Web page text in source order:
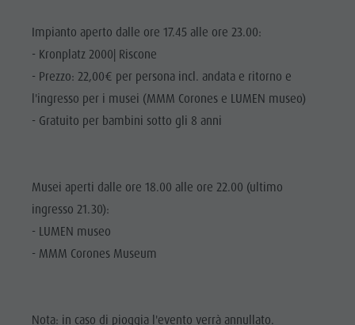
DINTORNI
TRADIZIONE E
ARTIGIANATO
HIGHLIGHT
EVENTS
Nuotare
Panoramica dei tour
Vacanza con il cane
Raccogliere funghi
Kronplatz Doctor Service
FAQ
Impianto aperto dalle ore 17.45 alle ore 23.00:
- Kronplatz 2000| Riscone
- Prezzo: 22,00€ per persona incl. andata e ritorno e
l'ingresso per i musei (MMM Corones e LUMEN museo)
- Gratuito per bambini sotto gli 8 anni
Musei aperti dalle ore 18.00 alle ore 22.00 (ultimo
ingresso 21.30):
- LUMEN museo
- MMM Corones Museum
Nota: in caso di pioggia l'evento verrà annullato.